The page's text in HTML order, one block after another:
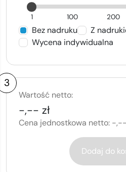
1 100 200
Bez nadruku
Z
Wycena indywidualna
3
Wartość netto:
-,-- zł
Cena jednostkowa netto: -,--
Dodaj do